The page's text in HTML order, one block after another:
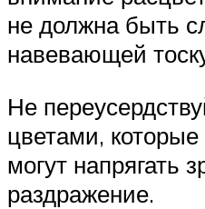
не должна быть
навевающей
Не
цветами,
могут напрягать
раздражение.